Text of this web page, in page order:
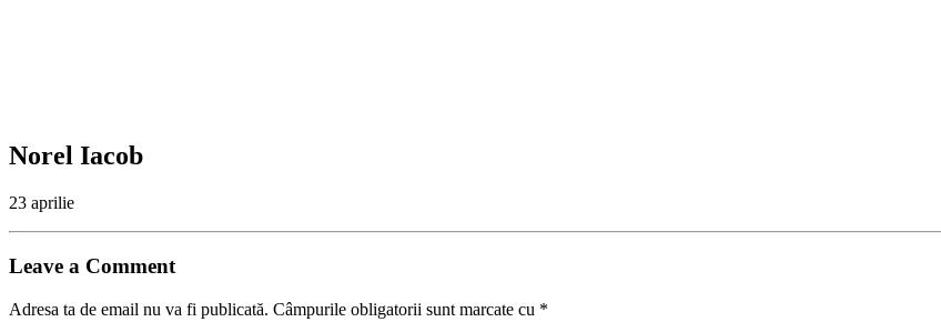
Norel Iacob
23 aprilie
Leave a Comment
Adresa ta de email nu va fi publicată. Câmpurile obligatorii sunt marcate cu *